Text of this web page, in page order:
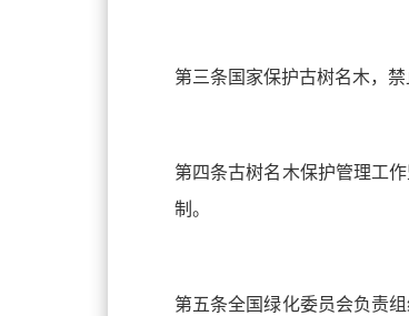
第三条国家保护古树名木，
第四条古树名木保护管理工
制。
第五条全国绿化委员会负责